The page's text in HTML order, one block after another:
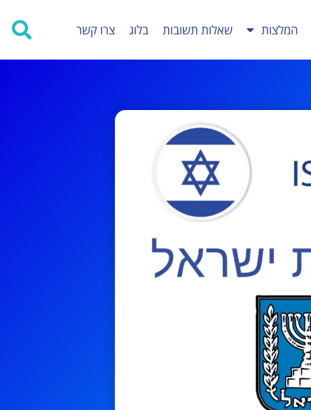
המלצות שאלות תשובות בלוג צרו קשר